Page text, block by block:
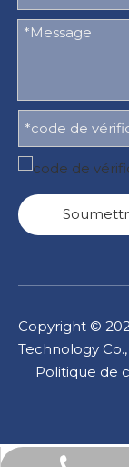
Copyright ©
Technology
｜ Politique de